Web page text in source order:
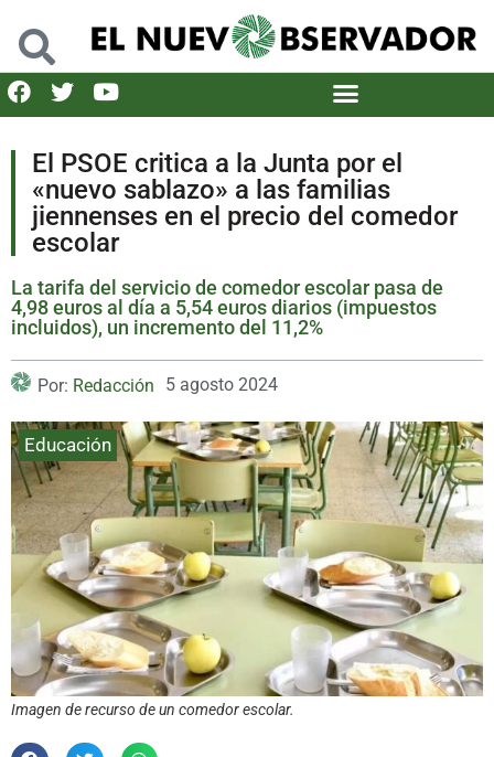
El PSOE critica a la Junta por el
«nuevo sablazo» a las familias
jiennenses en el precio del comedor
escolar
La tarifa del servicio de comedor escolar pasa de
4,98 euros al día a 5,54 euros diarios (impuestos
incluidos), un incremento del 11,2%
Por: Redacción 5 agosto 2024
Educación
Imagen de recurso de un comedor escolar.